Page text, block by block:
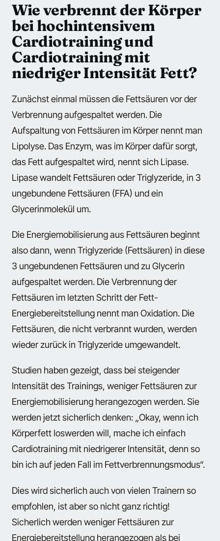
Wie verbrennt der Körper
bei hochintensivem
Cardiotraining und
Cardiotraining mit
niedriger Intensität Fett?
Zunächst einmal müssen die Fettsäuren vor der
Verbrennung aufgespaltet werden. Die
Aufspaltung von Fettsäuren im Körper nennt man
Lipolyse. Das Enzym, was im Körper dafür sorgt,
das Fett aufgespaltet wird, nennt sich Lipase.
Lipase wandelt Fettsäuren oderTriglyzeride, in 3
ungebundene Fettsäuren (FFA) und ein
Glycerinmolekül um.
Die Energiemobilisierung aus Fettsäuren beginnt
also dann, wenn Triglyzeride (Fettsäuren) in diese
3 ungebundenen Fettsäuren und zu Glycerin
aufgespaltet werden. Die Verbrennung der
Fettsäuren im letzten Schritt der Fett-
Energiebereitstellung nennt man Oxidation. Die
Fettsäuren, die nicht verbrannt wurden, werden
wieder zurück in Triglyzeride umgewandelt.
Studien haben gezeigt, dass bei steigender
Intensität des Trainings, weniger Fettsäuren zur
Energiemobilisierung herangezogen werden. Sie
werden jetzt sicherlich denken: „Okay, wenn ich
Körperfett loswerden will, mache ich einfach
Cardiotraining mit niedrigerer Intensität, denn so
bin ich auf jeden Fall im Fettverbrennungsmodus“.
Dies wird sicherlich auch von vielen Trainern so
empfohlen, ist aber so nicht ganz richtig!
Sicherlich werden weniger Fettsäuren zur
Energiebereitstellung herangezogen als bei